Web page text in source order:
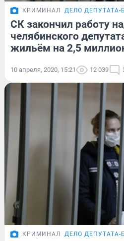
КРИМИНАЛ ДЕЛО
СК закончил работу
челябинского
жильём на 2,5
10 апреля, 2020, 15:21 12 039
КРИМИНАЛ ДЕЛО